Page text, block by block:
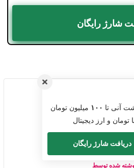
شارژ رایگان
شده توسط
آنی تا ۱۰۰ میلیون تومان
تومان و ارز دیجیتال
دریافت شارژ رایگان